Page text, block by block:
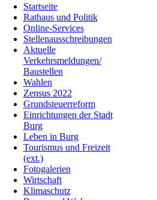
Startseite
Rathaus und Politik
Online-Services
Stellenausschreibungen
Aktuelle
Verkehrsmeldungen/
Baustellen
Wahlen
Zensus 2022
Grundsteuerreform
Einrichtungen der Stadt
Burg
Leben in Burg
Tourismus und Freizeit
(ext.)
Fotogalerien
Wirtschaft
Klimaschutz